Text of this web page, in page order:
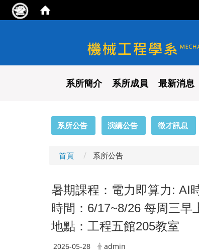
國立陽明交通大學 機
系所簡介 系所成員 最新消息
系所公告 演講公告 徵才訊息
首頁 系所公告
暑期課程：電力即算力: AI
時間：6/17~8/26 每周三早
地點：工程五館205教室
2026-05-28 admin